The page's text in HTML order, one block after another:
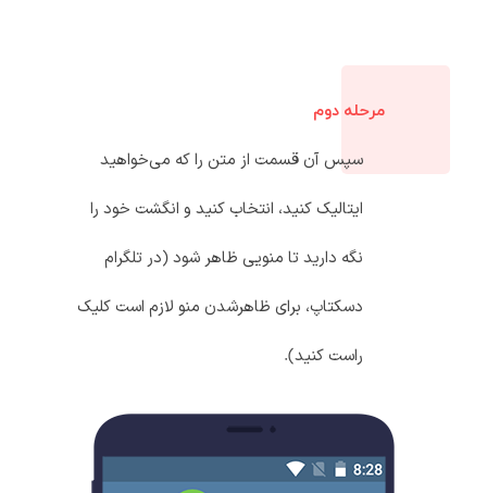
مرحله دوم
سپس آن قسمت از متن را که می‌خواهید
ایتالیک کنید، انتخاب کنید و انگشت خود را
نگه دارید تا منویی ظاهر شود (در تلگرام
دسکتاپ، برای ظاهرشدن منو لازم است کلیک
راست کنید).